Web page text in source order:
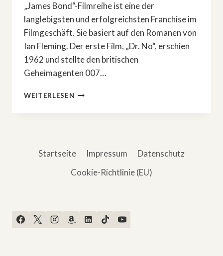
„James Bond“-Filmreihe ist eine der
langlebigsten und erfolgreichsten Franchise im
Filmgeschäft. Sie basiert auf den Romanen von
Ian Fleming. Der erste Film, „Dr. No“, erschien
1962 und stellte den britischen
Geheimagenten 007…
WEITERLESEN STREIT
JAMES
Startseite Impressum
Datenschutz
Cookie-Richtlinie (EU)